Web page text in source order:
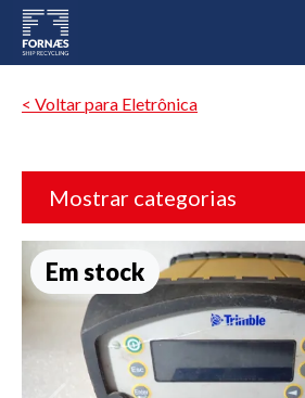
< Voltar para Eletrônica
Mostrar categorias
Em stock